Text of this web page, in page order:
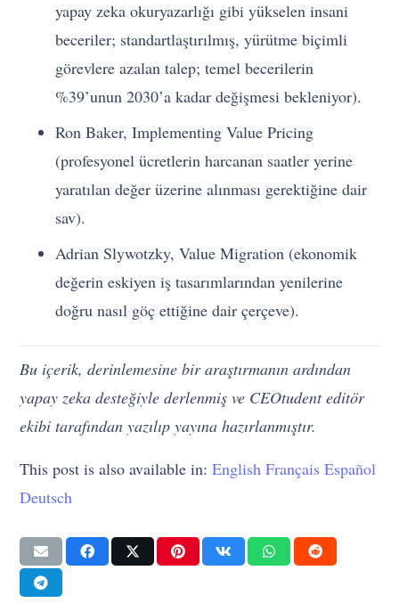
yapay zeka okuryazarlığı gibi yükselen insani
beceriler; standartlaştırılmış, yürütme biçimli
görevlere azalan talep; temel becerilerin
%39’unun 2030’a kadar değişmesi bekleniyor).
Ron Baker, Implementing Value Pricing
(profesyonel ücretlerin harcanan saatler yerine
yaratılan değer üzerine alınması gerektiğine dair
sav).
Adrian Slywotzky, Value Migration (ekonomik
değerin eskiyen iş tasarımlarından yenilerine
doğru nasıl göç ettiğine dair çerçeve).
Bu içerik, derinlemesine bir araştırmanın ardından
yapay zeka desteğiyle derlenmiş ve CEOtudent editör
ekibi tarafından yazılıp yayına hazırlanmıştır.
This post is also available in:English Français Español
Deutsch